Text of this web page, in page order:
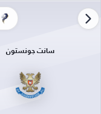
سانت جونستون